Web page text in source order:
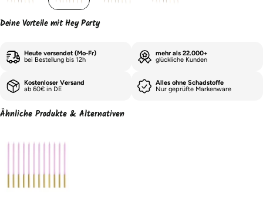
Deine Vorteile mit Hey Party
Heute versendet (Mo-Fr)
bei Bestellung bis 12h
mehr als 22.000+
glückliche Kunden
Kostenloser Versand
ab 60€ in DE
Alles ohne Schadstoffe
Nur geprüfte Markenware
Ähnliche Produkte & Alternativen